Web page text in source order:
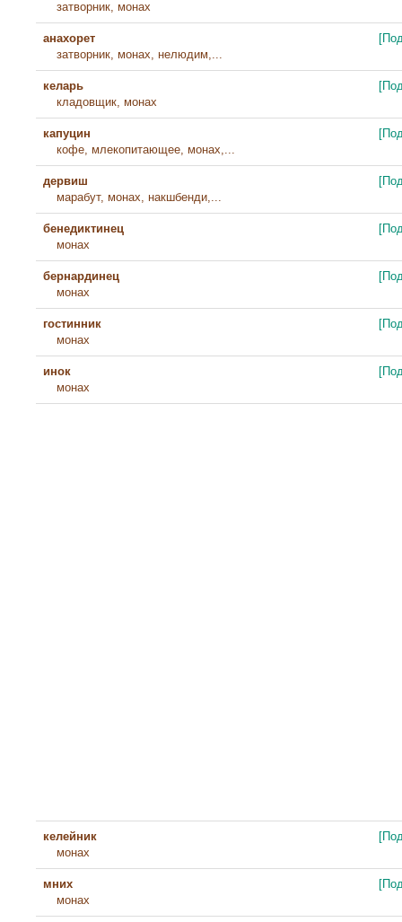
затворник, монах
анахорет
затворник, монах, нелюдим,...
келарь
кладовщик, монах
капуцин
кофе, млекопитающее, монах,...
дервиш
марабут, монах, накшбенди,...
бенедиктинец
монах
бернардинец
монах
гостинник
монах
инок
монах
келейник
монах
мних
монах